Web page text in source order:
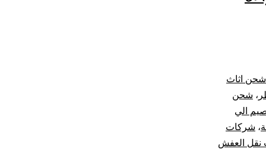
القصيم
الي
قطر
شحن اثاث
، شحن
الي
، شركات
العفش